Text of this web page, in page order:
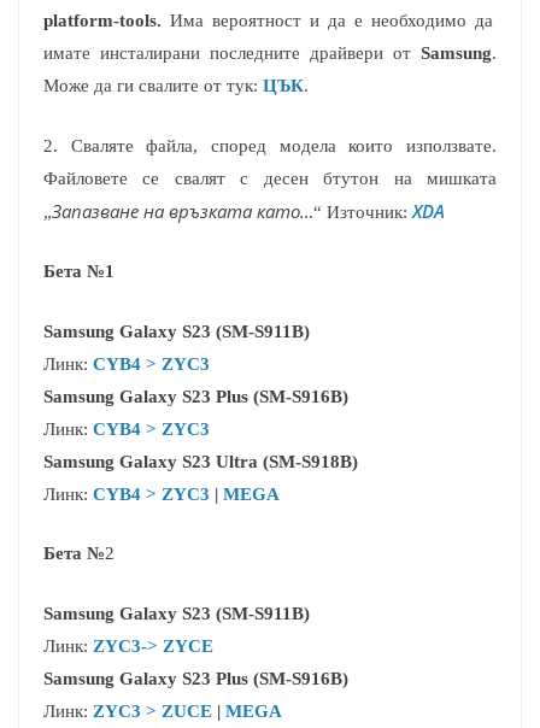
platform-tools. Има вероятност и да е необходимо да
имате инсталирани последните драйвери от Samsung.
Може да ги свалите от тук: ЦЪК.
2. Сваляте файла, според модела които използвате.
Файловете се свалят с десен бтутон на мишката
„Запазване на връзката като…“ Източник: XDA
Бета №1
Samsung Galaxy S23 (SM-S911B)
Линк: CYB4 > ZYC3
Samsung Galaxy S23 Plus (SM-S916B)
Линк: CYB4 > ZYC3
Samsung Galaxy S23 Ultra (SM-S918B)
Линк: CYB4 > ZYC3 | MEGA
Бета №2
Samsung Galaxy S23 (SM-S911B)
Линк: ZYC3-> ZYCE
Samsung Galaxy S23 Plus (SM-S916B)
Линк: ZYC3 > ZUCE | MEGA